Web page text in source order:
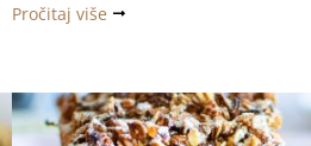
Pikantni
za
sendviče
Pročitaj više